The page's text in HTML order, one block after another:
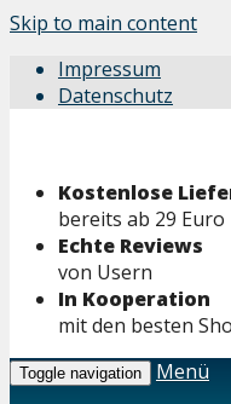
Skip to main content
Impressum
Datenschutz
Kostenlose
bereits ab 29 Euro
Echte Reviews
von Usern
In Kooperation
mit den besten
Toggle navigation
Menü